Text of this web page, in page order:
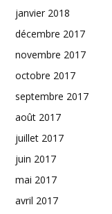
janvier 2018
décembre 2017
novembre 2017
octobre 2017
septembre 2017
août 2017
juillet 2017
juin 2017
mai 2017
avril 2017